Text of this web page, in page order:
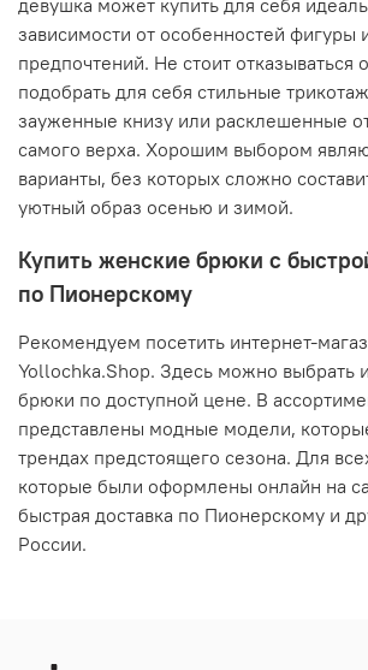
зависимости от особенностей фигуры
предпочтений. Не стоит отказываться
подобрать для себя стильные
зауженные книзу или расклешенные
самого верха. Хорошим выбором
варианты, без которых сложно
уютный образ осенью и зимой.
Купить женские брюки с
по Пионерскому
Рекомендуем посетить интернет-
Yollochka.Shop. Здесь можно выбрать
брюки по доступной цене. В
представлены модные модели,
трендах предстоящего сезона. Для
которые были оформлены онлайн на
быстрая доставка по Пионерскому и
России.